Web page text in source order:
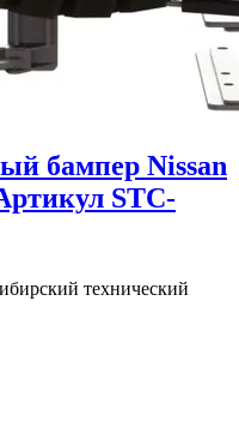
бампер Nissan
STC-
технический